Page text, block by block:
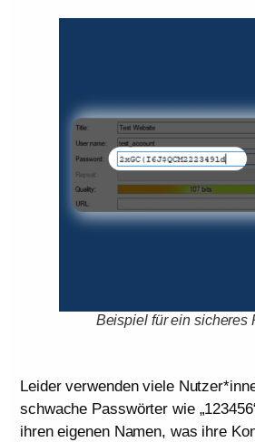
Beispiel für ein sicheres
Leider verwenden viele
schwache Passwörter wie
ihren eigenen Namen, was ihre